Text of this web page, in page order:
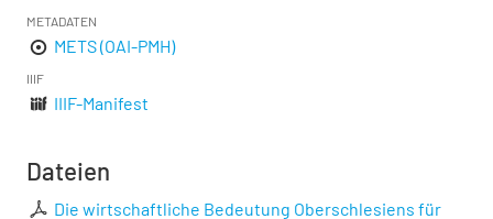
METADATEN
METS (OAI-PMH)
IIIF
IIIF-Manifest
Dateien
Die wirtschaftliche Bedeutung Oberschlesiens für